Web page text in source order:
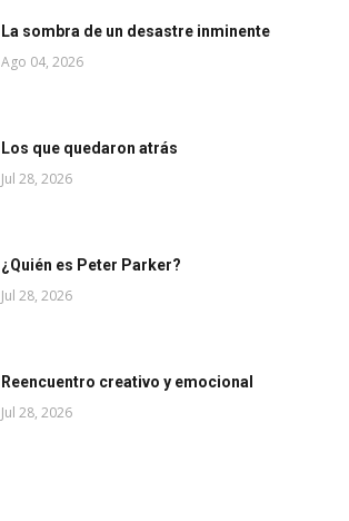
La sombra de un desastre inminente
Ago 04, 2026
Los que quedaron atrás
Jul 28, 2026
¿Quién es Peter Parker?
Jul 28, 2026
Reencuentro creativo y emocional
Jul 28, 2026